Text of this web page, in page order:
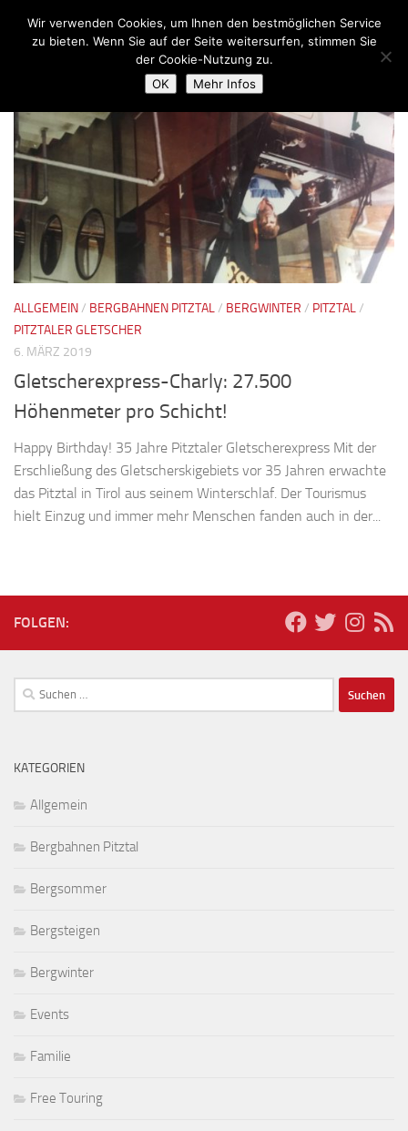
Zum Inhalt springen
35 JAHRE GLETSCHER
ALLGEMEIN/ BERGBAHNEN PITZTAL/ BERGWINTER / PITZTAL/
PITZTALER GLETSCHER
6. MÄRZ 2019
Gletscherexpress-Charly: 27.500
Höhenmeter pro Schicht!
Happy Birthday! 35 Jahre Pitztaler Gletscherexpress Mit der
Erschließung des Gletscherskigebiets vor 35 Jahren erwachte
das Pitztal in Tirol aus seinem Winterschlaf. Der Tourismus
hielt Einzug und immer mehr Menschen fanden auch in der...
FOLGEN:
Suchen
nach:
KATEGORIEN
Allgemein
Bergbahnen Pitztal
Bergsommer
Bergsteigen
Bergwinter
Events
Familie
Free Touring
Wir verwenden Cookies, um Ihnen den bestmöglichen Service
zu bieten. Wenn Sie auf der Seite weitersurfen, stimmen Sie
der Cookie-Nutzung zu.
OK
Mehr Infos